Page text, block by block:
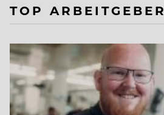
TOP ARBEITGEBER